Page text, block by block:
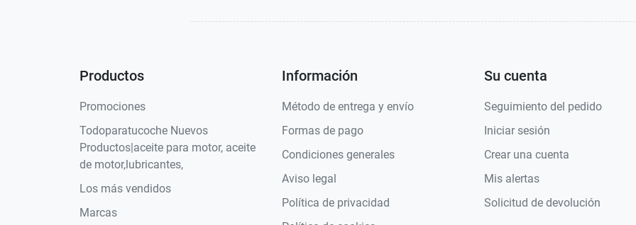
Productos
Promociones
Todoparatucoche Nuevos
Productos|aceite para motor, aceite
de motor,lubricantes,
Los más vendidos
Marcas
Información
Método de entrega y envío
Formas de pago
Condiciones generales
Aviso legal
Política de privacidad
Su cuenta
Seguimiento del pedido
Iniciar sesión
Crear una cuenta
Mis alertas
Solicitud de devolución